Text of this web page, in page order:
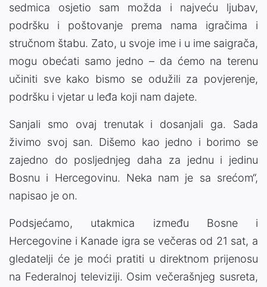
sedmica osjetio sam možda i najveću ljubav,
podršku i poštovanje prema nama igračima i
stručnom štabu. Zato, u svoje ime i u ime saigrača,
mogu obećati samo jedno – da ćemo na terenu
učiniti sve kako bismo se odužili za povjerenje,
podršku i vjetar u leđa koji nam dajete.
Sanjali smo ovaj trenutak i dosanjali ga. Sada
živimo svoj san. Dišemo kao jedno i borimo se
zajedno do posljednjeg daha za jednu i jedinu
Bosnu i Hercegovinu. Neka nam je sa srećom“,
napisao je on.
Podsjećamo, utakmica između Bosne i
Hercegovine i Kanade igra se večeras od 21 sat, a
gledatelji će je moći pratiti u direktnom prijenosu
na Federalnoj televiziji. Osim večerašnjeg susreta,